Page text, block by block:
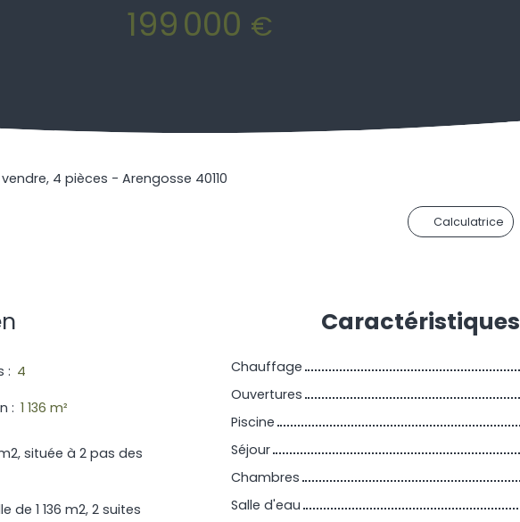
199 000 €
4 pièces - Arengosse 40110
Calculatrice
: 4
: 1 136 m²
située à 2 pas des
de 1 136 m2, 2 suites
Caractéristiques
Chauffage
Ouvertures
Piscine
Séjour
Chambres
Salle d'eau